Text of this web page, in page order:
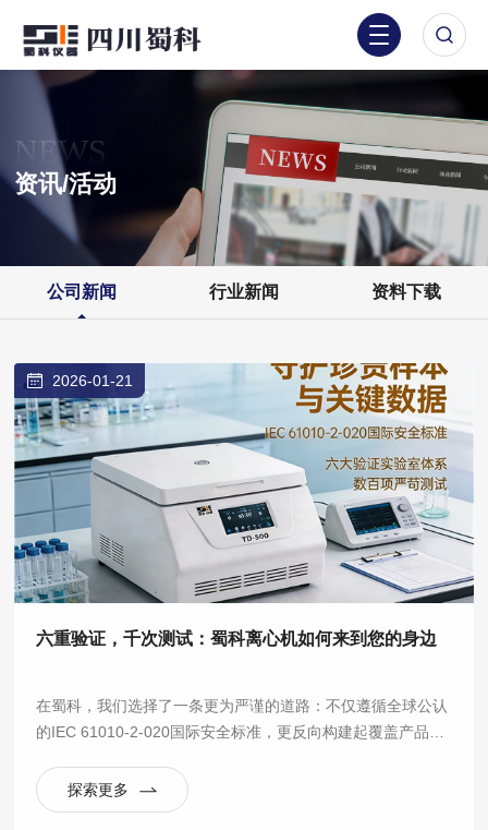
NEWS
资讯/活动
公司新闻 行业新闻 资料下载
2026-01-21
六重验证，千次测试：蜀科离心机如何来到您的身边
在蜀科，我们选择了一条更为严谨的道路：不仅遵循全球公认
的IEC 61010-2-020国际安全标准，更反向构建起覆盖产品全
拆解为数百项可量化、可重复的严苛测试。
探索更多